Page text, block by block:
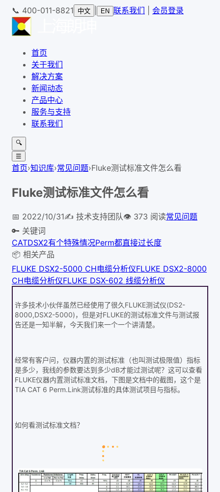
📞 400-011-8821 中文 EN 联系我们 会员登录
首页
关于我们
解决方案
新闻动态
产品中心
服务与支持
联系我们
🔍
☰
首页›知识库›常见问题›Fluke测试标准文件怎么看
Fluke测试标准文件怎么看
📅 2022/10/31✍️ 技术支持团队👁 373 阅读常见问题
🔑 关键词
CATDSX2有个特殊情况Perm都直接过长度
📦 相关产品
FLUKE DSX2-5000 CH电缆分析仪FLUKE DSX2-8000
CH电缆分析仪FLUKE DSX-602 线缆分析仪
许多技术小伙伴虽然已经使用了很久FLUKE测试仪(DS2-
8000,DSX2-5000)，但是对FLUKE的测试标准文件与测试报
告还是一知半解，今天我们来一个一个讲清楚。
经常有客户问，仪器内置的测试标准（也叫测试极限值）指标
是多少，我线的参数要达到多少dB才能过测试呢？这可以查看
FLUKE仪器内置测试标准文档，下图是文档中的截图，这个是
TIA CAT 6 Perm.Link测试标准的具体测试项目与指标。
如何看测试标准文档？